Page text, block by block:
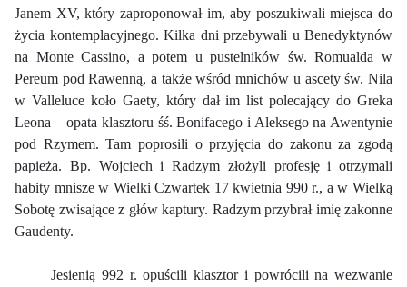
Janem XV, który zaproponował im, aby poszukiwali miejsca do
życia kontemplacyjnego. Kilka dni przebywali u Benedyktynów
na Monte Cassino, a potem u pustelników św. Romualda w
Pereum pod Rawenną, a także wśród mnichów u ascety św. Nila
w Valleluce koło Gaety, który dał im list polecający do Greka
Leona – opata klasztoru śś. Bonifacego i Aleksego na Awentynie
pod Rzymem. Tam poprosili o przyjęcia do zakonu za zgodą
papieża. Bp. Wojciech i Radzym złożyli profesję i otrzymali
habity mnisze w Wielki Czwartek 17 kwietnia 990 r., a w Wielką
Sobotę zwisające z głów kaptury. Radzym przybrał imię zakonne
Gaudenty.
Jesienią 992 r. opuścili klasztor i powrócili na wezwanie